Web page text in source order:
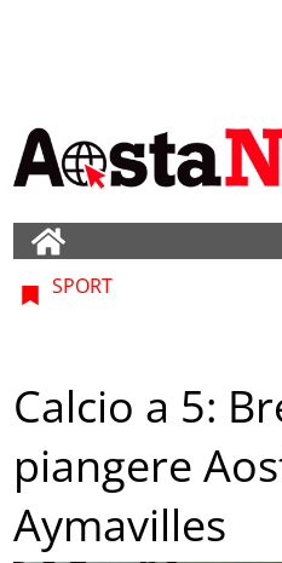
SPORT
Calcio a 5:
piangere
Aymavilles